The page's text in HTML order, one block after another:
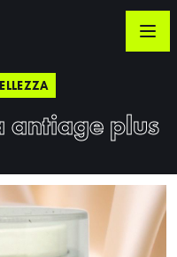
antiage plus